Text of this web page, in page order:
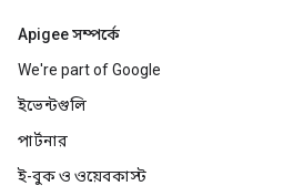
Apigee সম্পর্কে
We're part of Google
ইভেন্টগুলি
পার্টনার
ই-বুক ও ওয়েবকাস্ট